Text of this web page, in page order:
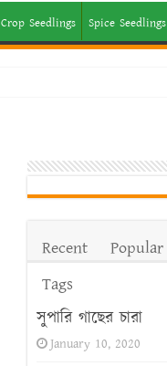
Crop Seedlings Spice Seedlings
Recent Popular
Tags
সুপারি গাছের চারা
January 10, 2020